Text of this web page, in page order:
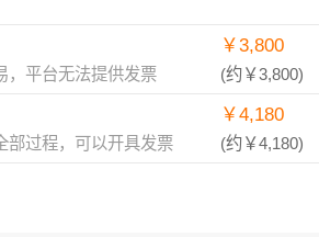
，平台无法提供发票
￥3,800
(约￥3,800)
部过程，可以开具发票
￥4,180
(约￥4,180)